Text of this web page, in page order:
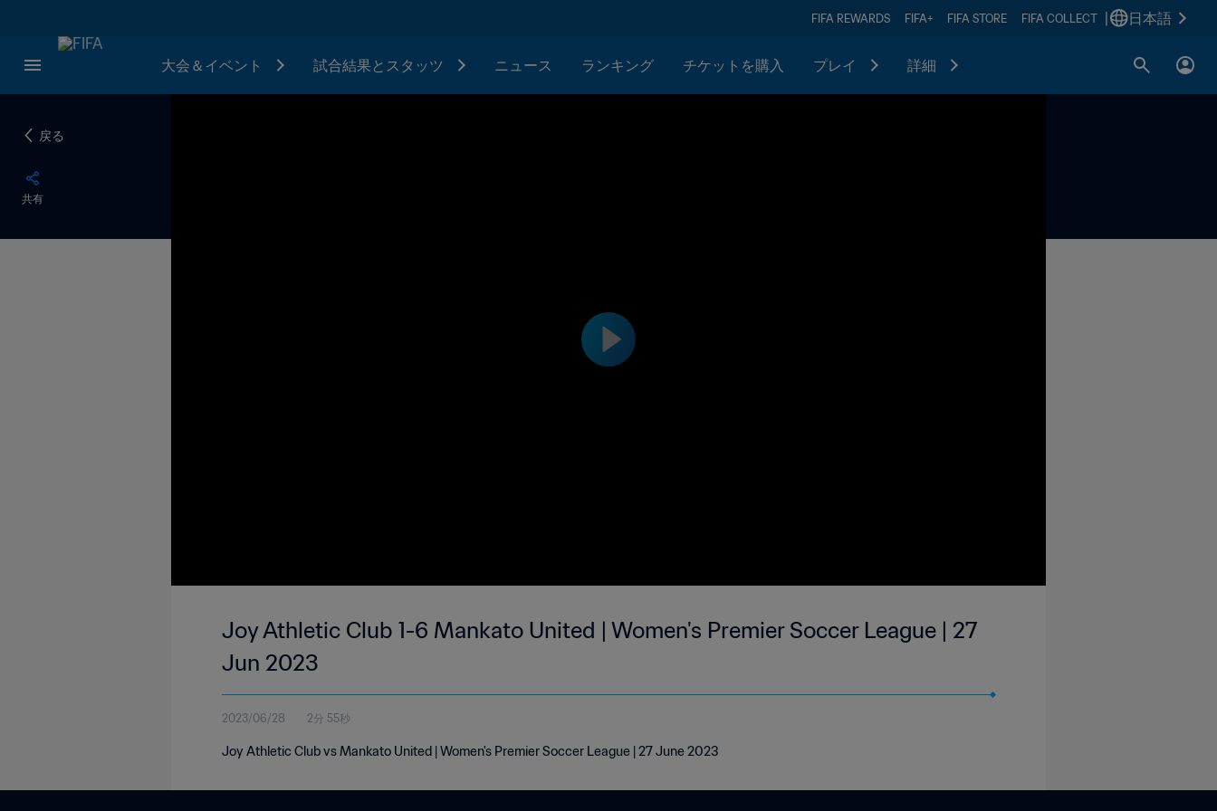
FIFA REWARDS FIFA+ FIFA STORE FIFA COLLECT 日本語
大会＆イベント 試合結果とスタッツ ニュース ランキング チケットを購入 プレイ 詳細
戻る
共有
Joy Athletic Club 1-6 Mankato United | Women's Premier Soccer League | 27
Jun 2023
2023/06/28 2分 55秒
Joy Athletic Club vs Mankato United | Women's Premier Soccer League | 27 June 2023